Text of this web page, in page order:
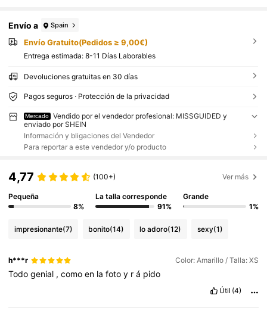
Envío a Spain
Envío Gratuito(Pedidos ≥ 9,00€)
Entrega estimada: 8-11 Días Laborables
Devoluciones gratuitas en 30 días
Pagos seguros · Protección de la privacidad
Mercado
Vendido por el vendedor profesional: MISSGUIDED y
enviado por SHEIN
Información y bligaciones del Vendedor
Para reportar a este vendedor y/o producto
4,77 (100+) Ver más
Pequeña
8%
La talla corresponde
91%
Grande
1%
impresionante(7) bonito(14) lo adoro(12) sexy(1)
h***r Color: Amarillo / Talla: XS
Todogenial ,comoen lafotoy rá pido
Útil (4)